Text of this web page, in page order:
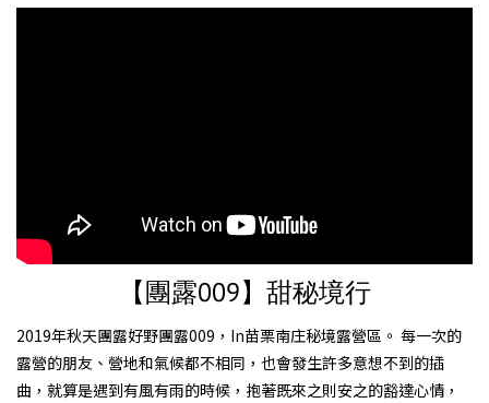
【團露009】甜秘境行
2019年秋天團露好野團露009，In苗栗南庄秘境露營區。 每一次的
露營的朋友、營地和氣候都不相同，也會發生許多意想不到的插
曲，就算是遇到有風有雨的時候，抱著既來之則安之的豁達心情，